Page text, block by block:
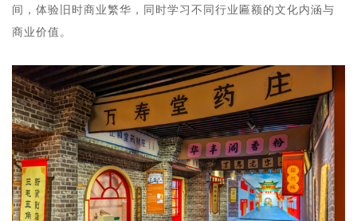
间，体验旧时商业繁华，同时学习不同行业匾额的文化内涵与
商业价值。